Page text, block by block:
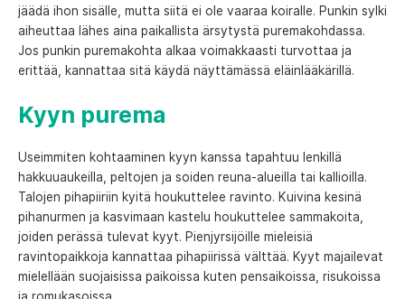
jäädä ihon sisälle, mutta siitä ei ole vaaraa koiralle. Punkin sylki
aiheuttaa lähes aina paikallista ärsytystä puremakohdassa.
Jos punkin puremakohta alkaa voimakkaasti turvottaa ja
erittää, kannattaa sitä käydä näyttämässä eläinlääkärillä.
Kyyn purema
Useimmiten kohtaaminen kyyn kanssa tapahtuu lenkillä
hakkuuaukeilla, peltojen ja soiden reuna-alueilla tai kallioilla.
Talojen pihapiiriin kyitä houkuttelee ravinto. Kuivina kesinä
pihanurmen ja kasvimaan kastelu houkuttelee sammakoita,
joiden perässä tulevat kyyt. Pienjyrsijöille mieleisiä
ravintopaikkoja kannattaa pihapiirissä välttää. Kyyt majailevat
mielellään suojaisissa paikoissa kuten pensaikoissa, risukoissa